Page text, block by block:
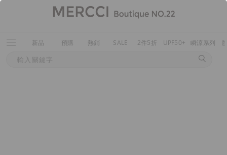
新品 預購 熱銷 SALE 2件5折 UPF50+ 瞬涼系列